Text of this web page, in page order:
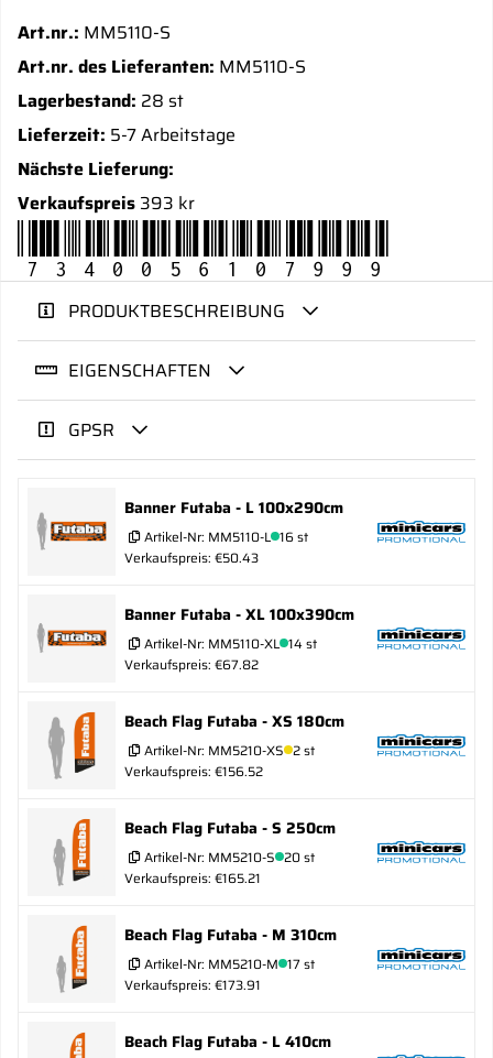
Art.nr.: MM5110-S
Art.nr. des Lieferanten: MM5110-S
Lagerbestand: 28 st
Lieferzeit: 5-7 Arbeitstage
Nächste Lieferung:
Verkaufspreis 393 kr
7340056107999
PRODUKTBESCHREIBUNG
EIGENSCHAFTEN
GPSR
Banner Futaba - L 100x290cm
Artikel-Nr: MM5110-L 16 st
Verkaufspreis: €50.43
Banner Futaba - XL 100x390cm
Artikel-Nr: MM5110-XL 14 st
Verkaufspreis: €67.82
Beach Flag Futaba - XS 180cm
Artikel-Nr: MM5210-XS 2 st
Verkaufspreis: €156.52
Beach Flag Futaba - S 250cm
Artikel-Nr: MM5210-S 20 st
Verkaufspreis: €165.21
Beach Flag Futaba - M 310cm
Artikel-Nr: MM5210-M 17 st
Verkaufspreis: €173.91
Beach Flag Futaba - L 410cm